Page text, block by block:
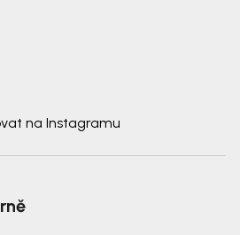
na Instagramu